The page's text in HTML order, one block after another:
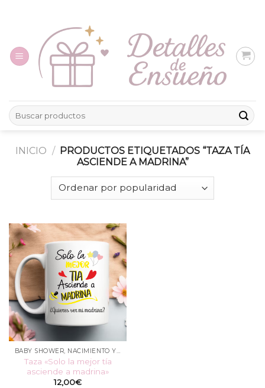
Buscar
por:
INICIO / PRODUCTOS ETIQUETADOS “TAZA TÍA
ASCIENDE A MADRINA”
BABY SHOWER, NACIMIENTO Y BAUTIZO
Taza «Solo la mejor tía
asciende a madrina»
12,00€